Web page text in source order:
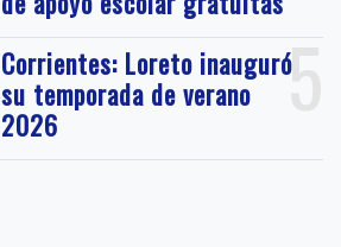
5
Corrientes: Loreto inauguró
su temporada de verano
2026